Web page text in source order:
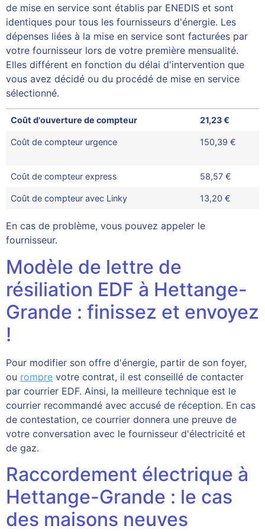
de mise en service sont établis par ENEDIS et sont
identiques pour tous les fournisseurs d'énergie. Les
dépenses liées à la mise en service sont facturées par
votre fournisseur lors de votre première mensualité.
Elles différent en fonction du délai d'intervention que
vous avez décidé ou du procédé de mise en service
sélectionné.
Coût d'ouverture de compteur 21,23 €
Coût de compteur urgence 150,39 €
Coût de compteur express 58,57 €
Coût de compteur avec Linky 13,20 €
En cas de problème, vous pouvez appeler le
fournisseur.
Modèle de lettre de
résiliation EDF à Hettange-
Grande : finissez et envoyez
!
Pour modifier son offre d'énergie, partir de son foyer,
ou rompre votre contrat, il est conseillé de contacter
par courrier EDF. Ainsi, la meilleure technique est le
courrier recommandé avec accusé de réception. En cas
de contestation, ce courrier donnera une preuve de
votre conversation avec le fournisseur d'électricité et
de gaz.
Raccordement électrique à
Hettange-Grande : le cas
des maisons neuves